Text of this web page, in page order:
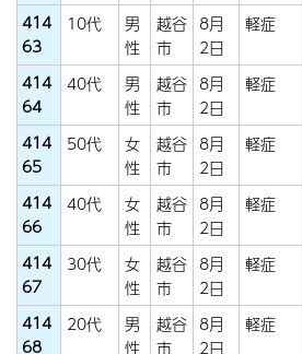
414
63
10代
男
性
越谷
市
8月
2日
軽症
414
64
40代
男
性
越谷
市
8月
2日
軽症
414
65
50代
女
性
越谷
市
8月
2日
軽症
414
66
40代
女
性
越谷
市
8月
2日
軽症
414
67
30代
女
性
越谷
市
8月
2日
軽症
414
68
20代
男
性
越谷
市
8月
2日
軽症